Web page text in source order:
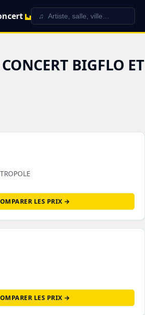
BIGFLO ET
LES PRIX →
LES PRIX →